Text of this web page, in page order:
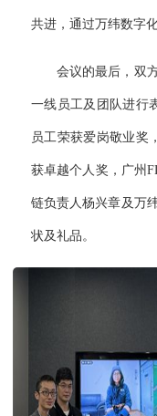
共进，通过万纬数字
会议的最后，双
一线员工及团队进行
员工荣获爱岗敬业奖
获卓越个人奖，广州
链负责人杨兴章及万
状及礼品。